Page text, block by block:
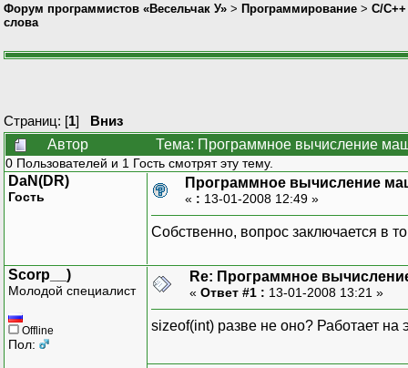
Форум программистов «Весельчак У» > Программирование > C/C++
слова
Страниц: [1] Вниз
Автор
Тема: Программное вычисление
0 Пользователей и 1 Гость смотрят эту тему.
DaN(DR)
Гость
Программное вычисление
« : 13-01-2008 12:49 »
Собственно, вопрос заключается в
Scorp__)
Молодой специалист
Offline
Пол:
Re: Программное
« Ответ #1 : 13-01-2008 13:21 »
sizeof(int) разве не оно? Работает на